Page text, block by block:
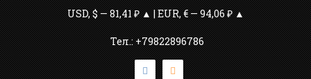
USD, $ — 81,41 ₽ ▲ | EUR, € — 94,06 ₽ ▲
Тел.: +79822896786